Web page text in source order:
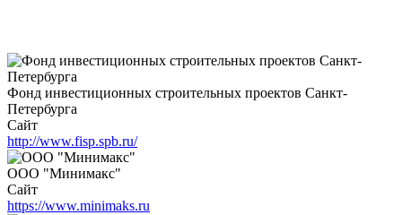
Фонд инвестиционных строительных проектов Санкт-
Петербурга
Сайт
http://www.fisp.spb.ru/
ООО "Минимакс"
Сайт
https://www.minimaks.ru